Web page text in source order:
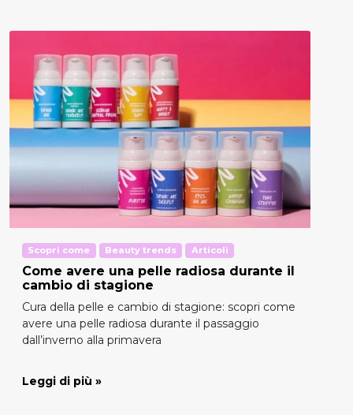
Scopri come Beauty trends Articoli
Come avere una pelle radiosa durante il
cambio di stagione
Cura della pelle e cambio di stagione: scopri come
avere una pelle radiosa durante il passaggio
dall’inverno alla primavera
Leggi di più »